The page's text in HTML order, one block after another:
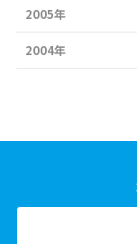
2005年
2004年